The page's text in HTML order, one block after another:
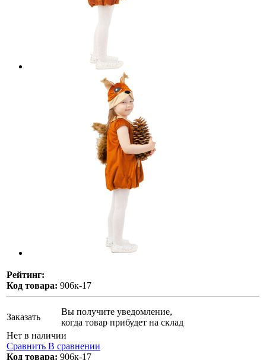
Рейтинг:
Код товара: 906к-17
Заказать
Вы получите уведомление,
когда товар прибудет на склад
Нет в наличии
Сравнить В сравнении
Код товара: 906к-17